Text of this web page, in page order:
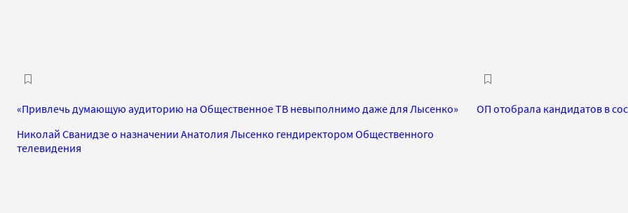
«Привлечь думающую аудиторию на Общественное ТВ невыполнимо даже для Лысенко»
Николай Сванидзе о назначении Анатолия Лысенко гендиректором Общественного
телевидения
ОП отобрала кандидатов в